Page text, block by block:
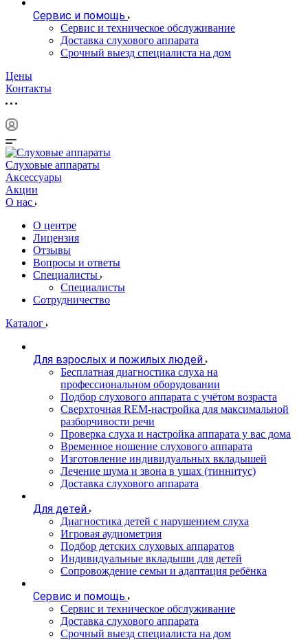
Сервис и помощь
Сервис и техническое обслуживание
Доставка слухового аппарата
Срочный выезд специалиста на дом
Цены
Контакты
Слуховые аппараты
Аксессуары
Акции
О нас
О центре
Лицензия
Отзывы
Вопросы и ответы
Специалисты
Специалисты
Сотрудничество
Каталог
Для взрослых и пожилых людей
Бесплатная диагностика слуха на
профессиональном оборудовании
Подбор слухового аппарата с учётом возраста
Сверхточная REM-настройка для максимальной
разборчивости речи
Проверка слуха и настройка аппарата у вас дома
Временное ношение слухового аппарата
Изготовление индивидуальных вкладышей
Лечение шума и звона в ушах (тиннитус)
Доставка слухового аппарата
Для детей
Диагностика детей с нарушением слуха
Игровая аудиометрия
Подбор детских слуховых аппаратов
Индивидуальные вкладыши для детей
Сопровождение семьи и адаптация ребёнка
Сервис и помощь
Сервис и техническое обслуживание
Доставка слухового аппарата
Срочный выезд специалиста на дом